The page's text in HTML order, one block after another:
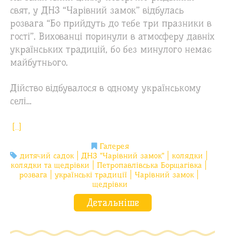
свят, у ДНЗ “Чарівний замок” відбулась
розвага “Бо прийдуть до тебе три празники в
гості”. Вихованці поринули в атмосферу давніх
українських традицій, бо без минулого немає
майбутнього.
Дійство відбувалося в одному українському
селі…
[…]
Галерея
дитячий садок
ДНЗ "Чарівний замок"
колядки
колядки та щедрівки
Петропавлівська Борщагівка
розвага
українські традиції
Чарівний замок
щедрівки
Детальніше